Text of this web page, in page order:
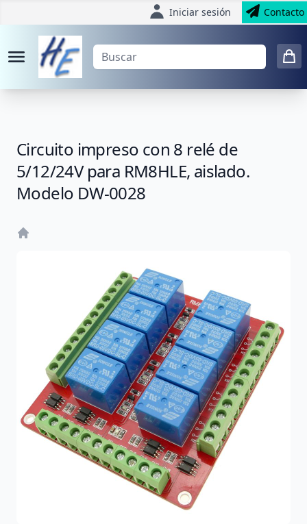
Iniciar sesión Contacto
Circuito impreso con 8 relé de
5/12/24V para RM8HLE, aislado.
Modelo DW-0028